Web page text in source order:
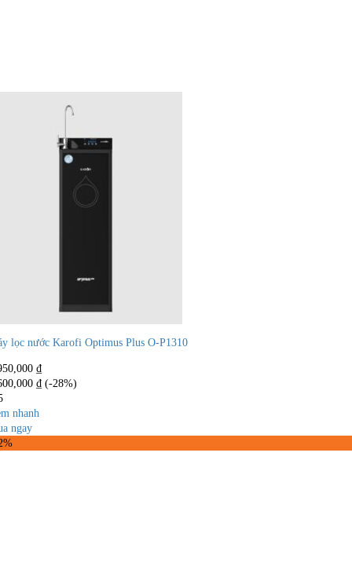
lọc nước Karofi Optimus Plus O-P1310
₫
₫ (-28%)
nhanh
ngay